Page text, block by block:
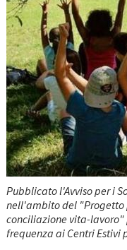
Pubblicato l'Avviso per i
nell'ambito del "Progetto
conciliazione vita-
frequenza ai Centri Estivi